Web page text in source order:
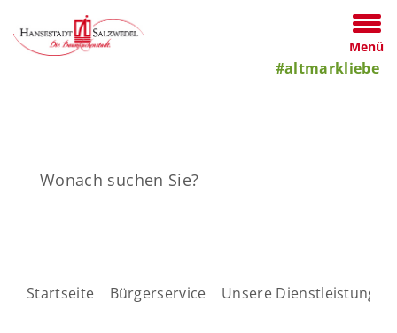
Menü
#altmarkliebe
Startseite Bürgerservice Unsere Dienstleistungen